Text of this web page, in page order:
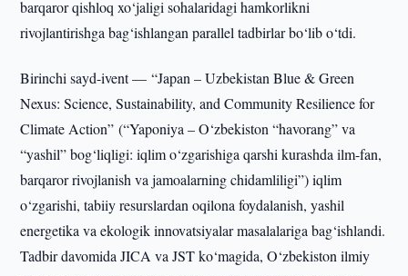
barqaror qishloq xo‘jaligi sohalaridagi hamkorlikni
rivojlantirishga bag‘ishlangan parallel tadbirlar bo‘lib o‘tdi.
Birinchi sayd-ivent — “Japan – Uzbekistan Blue & Green
Nexus: Science, Sustainability, and Community Resilience for
Climate Action” (“Yaponiya – O‘zbekiston “havorang” va
“yashil” bog‘liqligi: iqlim o‘zgarishiga qarshi kurashda ilm-fan,
barqaror rivojlanish va jamoalarning chidamliligi”) iqlim
o‘zgarishi, tabiiy resurslardan oqilona foydalanish, yashil
energetika va ekologik innovatsiyalar masalalariga bag‘ishlandi.
Tadbir davomida JICA va JST ko‘magida, O‘zbekiston ilmiy